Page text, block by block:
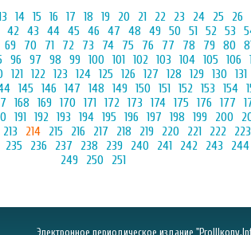
14 15 16 17 18 19 20 21 22 23 24 25 26
42 43 44 45 46 47 48 49 50 51 52 53
69 70 71 72 73 74 75 76 77 78 79 80 81
96 97 98 99 100 101 102 103 104 105 106
121 122 123 124 125 126 127 128 129 130 131
145 146 147 148 149 150 151 152 153 154
168 169 170 171 172 173 174 175 176 177
191 192 193 194 195 196 197 198 199 200
213 214 215 216 217 218 219 220 221 222 223
235 236 237 238 239 240 241 242 243 244
249
250 251
Электронное периодическое издание